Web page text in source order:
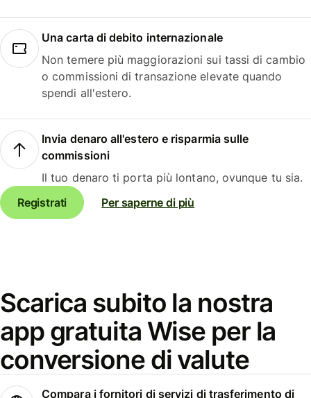
Una carta di debito internazionale
Non temere più maggiorazioni sui tassi di cambio
o commissioni di transazione elevate quando
spendi all'estero.
Invia denaro all'estero e risparmia sulle
commissioni
Il tuo denaro ti porta più lontano, ovunque tu sia.
Registrati
Per saperne di più
Scarica subito la nostra
app gratuita Wise per la
conversione di valute
Compara i fornitori di servizi di trasferimento di